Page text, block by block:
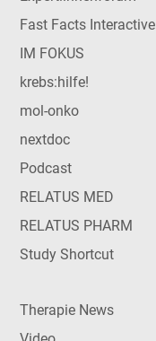
Fast Facts Interactive
IM FOKUS
krebs:hilfe!
mol-onko
nextdoc
Podcast
RELATUS MED
RELATUS PHARM
Study Shortcut
Therapie News